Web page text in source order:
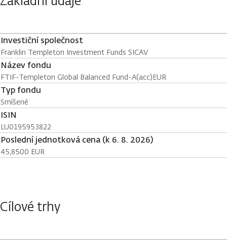
Investiční společnost
Franklin Templeton Investment Funds SICAV
Název fondu
FTIF-Templeton Global Balanced Fund-A(acc)EUR
Typ fondu
Smíšené
ISIN
LU0195953822
Poslední jednotková cena (k 6. 8. 2026)
45,8500 EUR
Cílové trhy